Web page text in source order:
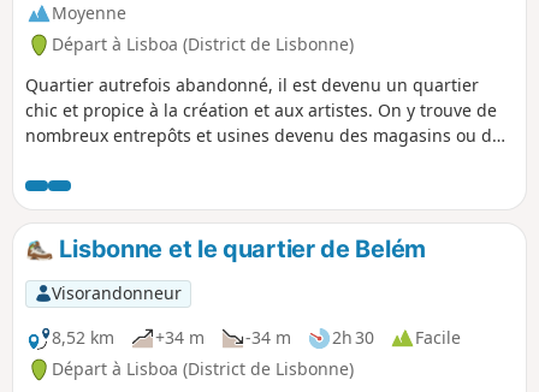
Moyenne
Départ à Lisboa (District de Lisbonne)
Quartier autrefois abandonné, il est devenu un quartier
chic et propice à la création et aux artistes. On y trouve de
nombreux entrepôts et usines devenu des magasins ou des
artistique.
Lisbonne et le quartier de Belém
Visorandonneur
8,52 km
+34 m -34 m 2h 30
Facile
Départ à Lisboa (District de Lisbonne)